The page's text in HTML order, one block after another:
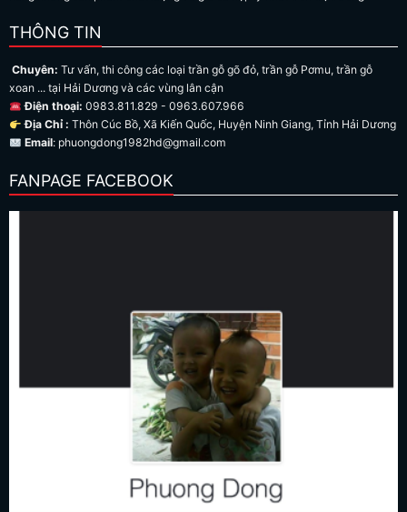
THÔNG TIN
Chuyên: Tư vấn, thi công các loại trần gỗ gõ đỏ, trần gỗ Pơmu, trần gỗ
xoan ... tại Hải Dương và các vùng lân cận
Điện thoại: 0983.811.829 - 0963.607.966
Địa Chỉ : Thôn Cúc Bồ, Xã Kiến Quốc, Huyện Ninh Giang, Tỉnh Hải Dương
Email: phuongdong1982hd@gmail.com
FANPAGE FACEBOOK